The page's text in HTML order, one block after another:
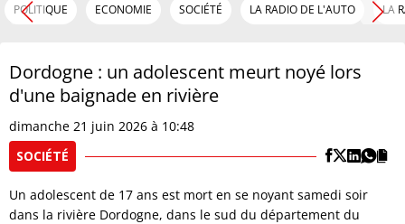
POLITIQUE ECONOMIE SOCIÉTÉ LA RADIO DE L'AUTO LA
Dordogne : un adolescent meurt noyé lors
d'une baignade en rivière
dimanche 21 juin 2026 à 10:48
SOCIÉTÉ
Un adolescent de 17 ans est mort en se noyant samedi soir
dans la rivière Dordogne, dans le sud du département du